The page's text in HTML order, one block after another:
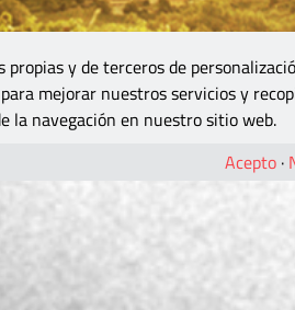
y de terceros de
mejorar nuestros servicios y
la navegación en nuestro sitio web.
Acepto ·